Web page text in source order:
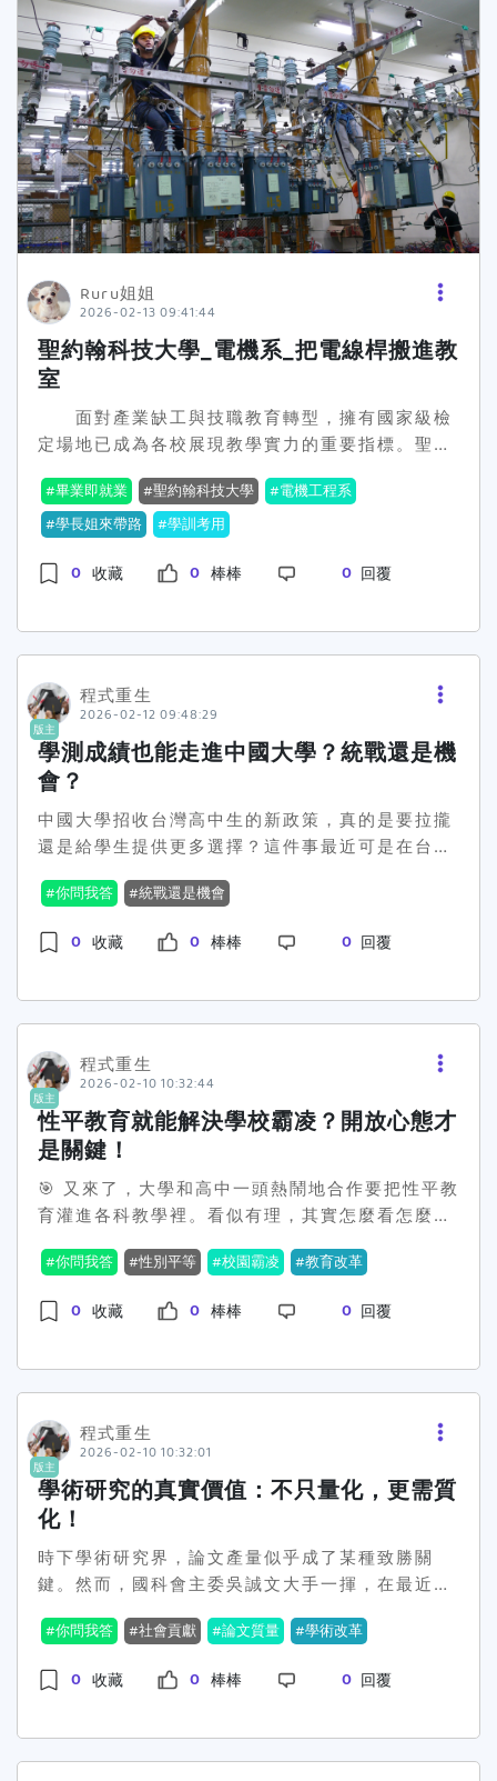
唐彥博校長說，聖約翰科大智慧營建工程系的一大
特色，在於校友企業深度參與、共同辦學。其中，
由董事長姚祖驤領軍的榮工工程股份有限公司，長
期投入學校工程教育與人才培育，不僅提供穩定的
產業實習名額，更實際支持「入學即就業」專案，
成為該系最堅實的產學後盾。 「聖約翰科大以
產業為本，讓學生提早完成職涯準備。」唐彥博校
長表示，智慧營建工程系的成立，是學校長期推動
「產業導向、就業優先」辦學策略的重要成果。不
同於傳統系所單向培育，聖約翰科大選擇與校友企
業攜手辦學，讓產業從課程設計、實習安排到就業
銜接全程參與，確保學生所學即為產業所用。
唐彥博校長強調，學校董事會由校友企業組成，本
身即具備深厚產業能量，智慧營建工程系正是善用
這項優勢，打造「入學即與產業連結、畢業即能就
業」的人才培育模式。透過長期實習與企業陪伴，
學生不只是完成學業，更是在就學期間就完成職涯
提出的務實解方。 未來學校將持續串聯更多校
友企業資源，深化智慧工程、綠能永續與產業實務
育體系，為產業升級與城市永續發展培養關鍵力
培育工程人才】
http:pr.sju.edu.twcampusnews202601202601-
13.html【聖約翰科大成立BIM暨ESG特色實驗
室 培育智慧營建專業人才】
http:pr.sju.edu.twcampusnews202601202601-
01.html
Ruru姐姐
2026-02-13 09:41:44
聖約翰科技大學_電機系_把電線桿搬進教
室
面對產業缺工與技職教育轉型，擁有國家級檢
定場地已成為各校展現教學實力的重要指標。聖約
置包括室內配線乙級、自來水管配管及照顧服務員
即測即評…等多項高規格國家級檢定考場。透過這
「學、訓、考、用合一」的教學策略，讓學生在校
生打造「畢業即就業」的職涯直通車。 唐彥博
校長首先點出電機工程系的特色，該系擁有國內技
專校院首屈一指的「乙級室內配線檢定場」。為了
讓學生擁有最真實的實作經驗，系上不惜重本將電
線桿等大型設備移入室內教學場域，建置出「把電
線桿搬進教室」的務實教學環境，讓學生免受風吹
日曬，能專注於技術磨練。 唐彥博校長強調，
室內配線乙級證照在業界素有「甲種電匠」之稱，
地位等同於水電界的「畢業證書」，學生若能考取
對看漲。 此外，電機系也設有CP值最高的
可延伸申請「自來水管承裝技工」、「下水道用戶
3張證書，成為名符其實的「水電雙修」搶手人
才。 根據外媒路透社報導指出，黃仁勳認為在
AI的浪潮下，現在是人類史上最大量基礎建設的邊
緣時刻，將創造很多的就業機會，「這些工作與傳
統技能是非常棒的，我們將會需要許多的水管工、
電工、建築工人和鋼鐵工人。」 黃仁勳強調，
全球對資料中心的需求正急速攀升，將創造龐大的
勞動需求，「工人」藍領工作者成為下一波年薪6
位數（10萬美元以上，約300萬新台幣）的族群。
每個人都應該能夠過上優渥的生活，寫程式並非唯
一出路，不一定需要擁有電腦科學的博士學位才能
做到這一點。 聖約翰科技大學電機工程系，正
好具備了訓練水管工、電工的教育環境，是年輕一
長照國家考場 學訓考用合一畢業即就業】
03.html
畢業即就業 聖約翰科技大學
電機工程系
學長姐來帶路
學訓考用
0 收藏 0 棒棒 0 回覆
版主
程式重生
2026-02-12 09:48:29
學測成績也能走進中國大學？統戰還是機
會？
中國大學招收台灣高中生的新政策，真的是要拉攏
還是給學生提供更多選擇？這件事最近可是在台灣
些人覺得超派，認為這不過又是中國的「統戰」手
段，但也有人覺得這對台灣學生來說，或許是一個
難得的求學機會。如果你覺得自己學測成績不錯，
能就是你的救命稻草。😲政策的核心就在於，中國
學測成績設計的招收系統將於3月啟動。對此，不
同陣營的立場自然也是截然不同。台灣陸委會就擺
明了話，認為這是中國要進一步拉攏年輕一代的策
略。但從學生角度出發，有些人則覺得多了一個選
擇就是好的，也可能有助於增加競爭力，畢竟中國
的某些學校在特定領域可是極具優勢的。然而，質
疑的聲音還是不少。有人擔憂這樣的跨岸教育，會
不會間接讓中國掌控更大的話語權？甚至是加大對
台灣『思想滲透』的影響力？這一波政策究竟會不
會因此而翻車，我們只能拭目以待。不過，仍然能
夠確定的是，會有許多家庭在這個選擇上，花上不
會是讓台灣的學生受惠更大，還是自找麻煩，只有
時間能給出答案。而這，或許也是那些想要在中國
大學求學的台灣學生們，無法不考量的問題。🤔那
麼問題來了，假如是一個完全以學術以及未來發展
使有再多的好處，也不願踏足這塊矛盾之地？#統
戰還是機會 #台灣學生 #跨岸教育
你問我答 統戰還是機會
0 收藏 0 棒棒 0 回覆
版主
程式重生
2026-02-10 10:32:44
性平教育就能解決學校霸凌？開放心態才
是關鍵！
🎯 又來了，大學和高中一頭熱鬧地合作要把性平教
育灌進各科教學裡。看似有理，其實怎麼看怎麼尷
就能抵禦校園霸凌、深化性別意識，好像性別等於
答案一樣神奇。不過，我們真的有這麼需要用性別
來解釋一切嗎？🤔從2018年開始，國教署一直在
教師」，期待他們把性平愛撒在校園每一個角落。
己的性別觀，如果心態不開放，這些課程不就是一
齣舞台劇嗎？學生乖乖背下來，卻真正理解無感。
這些計畫聲稱是多麼美好：它們有語文、數學、社
會、藝術課程中的性平教案，聽起來很有想法，實
際上會對性別暴力和不平等有用嗎？或許一開始是
有幫助，但別忘了人性複雜，絕不該小覷。從社群
回響看，大家對這種以「大同思想」搞教育的方法
評價不一。對部分人來說，這是一種自嗨，熱鬧是
別人的，自己都辛苦掏錢過日子，這麼花錢花力的
搞性平，撐得到多久是疑問。而對另一些人來說，
這總比什麼都不做好吧。到底性別平等課程算不算
你問我答 性別平等 校園霸凌 教育改革
0 收藏 0 棒棒 0 回覆
版主
程式重生
2026-02-10 10:32:01
學術研究的真實價值：不只量化，更需質
化！
時下學術研究界，論文產量似乎成了某種致勝關
鍵。然而，國科會主委吳誠文大手一揮，在最近的
究不能再只看論文數量，應該重視貢獻度。這句話
可謂一石激起千層浪！😲在過去，台灣學術界常以
論文數目作為評量標準，不論是大學排名還是教授
追求量，忽視質，這樣的學術研究究竟能帶來多少
你問我答 社會貢獻 論文質量 學術改革
0 收藏 0 棒棒 0 回覆